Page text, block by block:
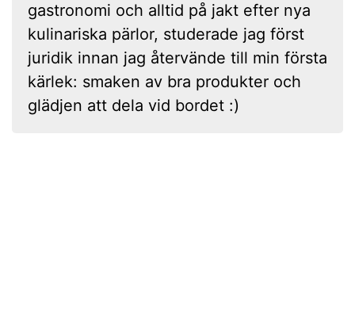
gastronomi och alltid på jakt efter nya
kulinariska pärlor, studerade jag först
juridik innan jag återvände till min första
kärlek: smaken av bra produkter och
glädjen att dela vid bordet :)